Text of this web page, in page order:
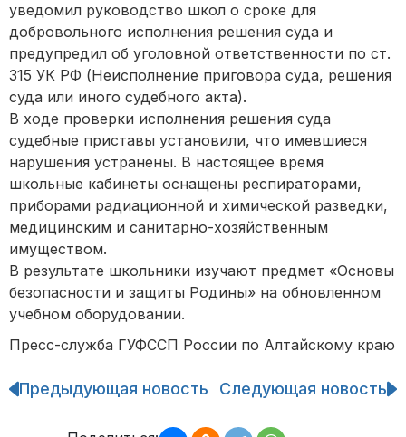
уведомил руководство школ о сроке для
добровольного исполнения решения суда и
предупредил об уголовной ответственности по ст.
315 УК РФ (Неисполнение приговора суда, решения
суда или иного судебного акта).
В ходе проверки исполнения решения суда
судебные приставы установили, что имевшиеся
нарушения устранены. В настоящее время
школьные кабинеты оснащены респираторами,
приборами радиационной и химической разведки,
медицинским и санитарно-хозяйственным
имуществом.
В результате школьники изучают предмет «Основы
безопасности и защиты Родины» на обновленном
учебном оборудовании.
Пресс-служба ГУФССП России по Алтайскому краю
Навигация
Предыдующая новость Следующая новость